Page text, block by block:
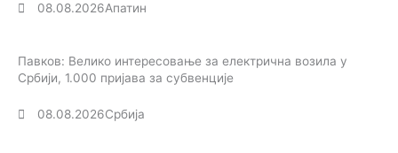
08.08.2026Апатин
Павков: Велико интересовање за електрична возила у
Србији, 1.000 пријава за субвенције
08.08.2026Србија